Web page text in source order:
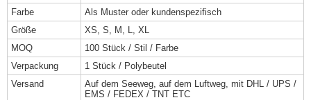
Farbe
Als Muster oder kundenspezifisch
Größe
XS, S, M, L, XL
MOQ
100 Stück / Stil / Farbe
Verpackung
1 Stück / Polybeutel
Versand
Auf dem Seeweg, auf dem Luftweg, mit DHL / UPS /
EMS / FEDEX / TNT ETC